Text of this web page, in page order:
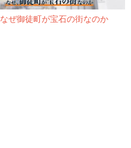
なぜ御徒町が宝石の街なのか